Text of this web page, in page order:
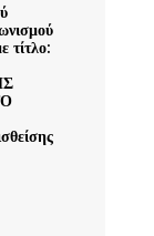
τίτλο: